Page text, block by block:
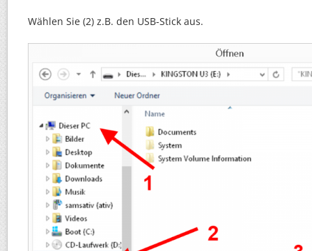
Wählen Sie (2) z.B. den USB-Stick aus.